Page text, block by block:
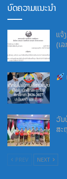
ບົດຄວາມແນະນຳ
ແຈ້
(ເ
ວັນ
ສະ
PREV NEXT